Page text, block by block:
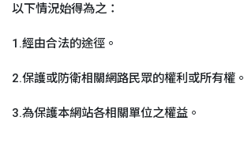
以下情況始得為之：
1.經由合法的途徑。
2.保護或防衛相關網路民眾的權利或所有權。
3.為保護本網站各相關單位之權益。